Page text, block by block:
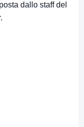
dallo staff del